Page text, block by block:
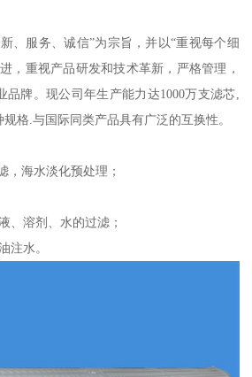
、服务、诚信”为宗旨，并以“重视每个细
，重视产品研发和技术革新，严格管理，
品牌。现公司年生产能力达1000万支滤芯,
格.与国际同类产品具有广泛的互换性。
，海水淡化预处理；
、溶剂、水的过滤；
注水。